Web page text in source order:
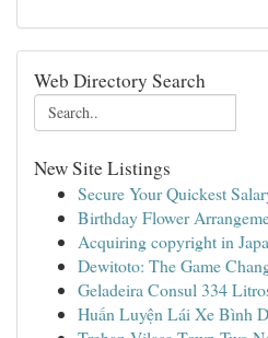
Web Directory Search
New Site Listings
Secure Your Quickest
Birthday Flower
Acquiring copyright in
Dewitoto: The Game
Geladeira Consul 334
Huấn Luyện Lái Xe Bình